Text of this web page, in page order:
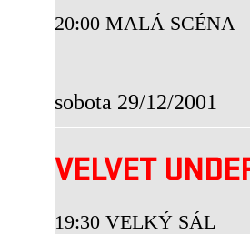
20:00 MALÁ SCÉNA
sobota 29/12/2001
VELVET
19:30 VELKÝ SÁL